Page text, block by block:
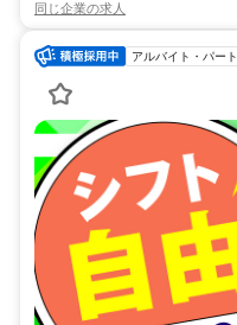
同じ企業の求人
アルバイト・パート